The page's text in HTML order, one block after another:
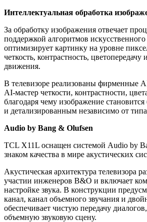
Интеллектуальная обработка
За обработку изображения отвечает
поддержкой алгоритмов
оптимизирует картинку на уровне
четкость, контрастность, цветопередачу
движения.
В телевизоре реализованы фирменные
AI-мастер четкости, контрастности,
благодаря чему изображение
и детализированным независимо от
Audio by Bang & Olufsen
TCL X11L оснащен системой Audio by
знаком качества в мире акустических
Акустическая архитектура телевизора
участии инженеров B&O и включает
настройке звука. В конструкции
канал, канал объемного звучания и
обеспечивает чистую передачу
объемную звуковую сцену.